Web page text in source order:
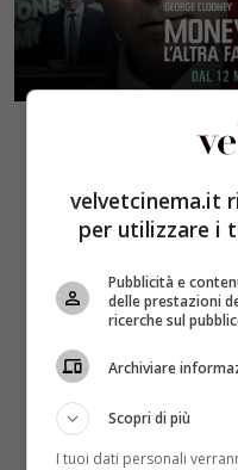
velvetcinema.it
per utilizzare i
Pubblicità e
delle prestazioni
ricerche sul
Archiviare
Scopri di più
I tuoi dati personali